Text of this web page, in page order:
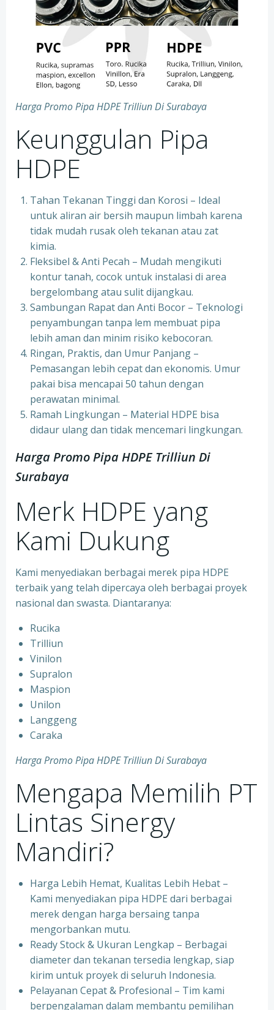
Harga Promo Pipa HDPE Trilliun Di Surabaya
Keunggulan Pipa
HDPE
Tahan Tekanan Tinggi dan Korosi – Ideal
untuk aliran air bersih maupun limbah karena
tidak mudah rusak oleh tekanan atau zat
kimia.
Fleksibel & Anti Pecah – Mudah mengikuti
kontur tanah, cocok untuk instalasi di area
bergelombang atau sulit dijangkau.
Sambungan Rapat dan Anti Bocor – Teknologi
penyambungan tanpa lem membuat pipa
lebih aman dan minim risiko kebocoran.
Ringan, Praktis, dan Umur Panjang –
Pemasangan lebih cepat dan ekonomis. Umur
pakai bisa mencapai 50 tahun dengan
perawatan minimal.
Ramah Lingkungan – Material HDPE bisa
didaur ulang dan tidak mencemari lingkungan.
Harga Promo Pipa HDPE Trilliun Di
Surabaya
Merk HDPE yang
Kami Dukung
Kami menyediakan berbagai merek pipa HDPE
terbaik yang telah dipercaya oleh berbagai proyek
nasional dan swasta. Diantaranya:
Rucika
Trilliun
Vinilon
Supralon
Maspion
Unilon
Langgeng
Caraka
Harga Promo Pipa HDPE Trilliun Di Surabaya
Mengapa Memilih PT
Lintas Sinergy
Mandiri?
Harga Lebih Hemat, Kualitas Lebih Hebat –
Kami menyediakan pipa HDPE dari berbagai
merek dengan harga bersaing tanpa
mengorbankan mutu.
Ready Stock & Ukuran Lengkap – Berbagai
diameter dan tekanan tersedia lengkap, siap
kirim untuk proyek di seluruh Indonesia.
Pelayanan Cepat & Profesional – Tim kami
berpengalaman dalam membantu pemilihan